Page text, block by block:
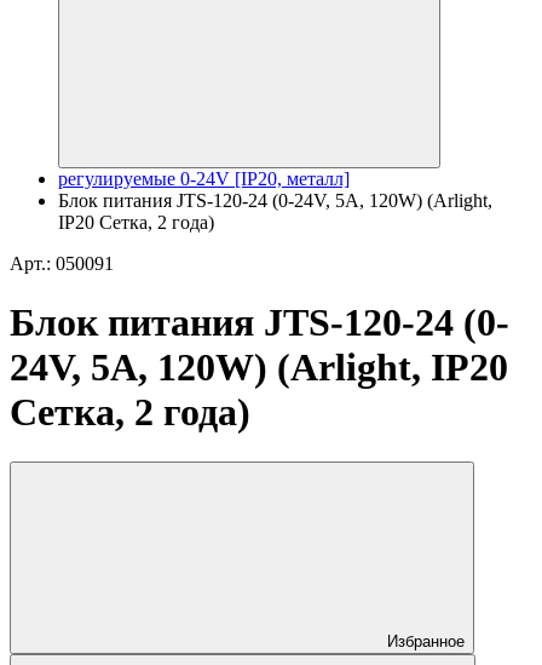
регулируемые 0-24V [IP20, металл]
Блок питания JTS-120-24 (0-24V, 5A, 120W) (Arlight,
IP20 Сетка, 2 года)
Арт.: 050091
Блок питания JTS-120-24 (0-
24V, 5A, 120W) (Arlight, IP20
Сетка, 2 года)
Избранное